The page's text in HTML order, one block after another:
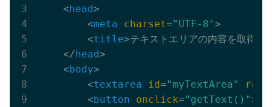
<head>
<meta charset="UTF-8">
<title>テキストエリアの内容を取得
</head>
<body>
<textarea id="myTextArea" rows
<button onclick="getText()">